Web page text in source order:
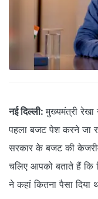
नई दिल्ली: मुख्यमंत्री रेखा
पहला बजट पेश करने जा
सरकार के बजट की
चलिए आपको बताते हैं कि
ने कहां कितना पैसा